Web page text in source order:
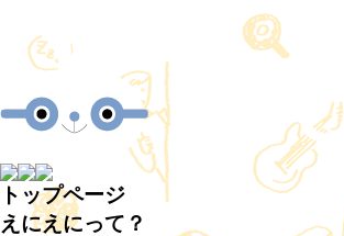
トップページ
えにえにって？